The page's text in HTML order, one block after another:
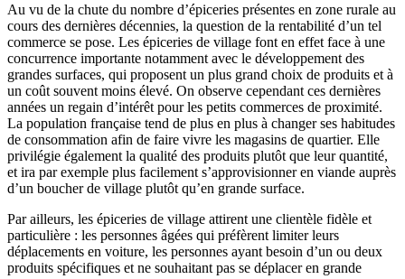
Au vu de la chute du nombre d’épiceries présentes en zone rurale au
cours des dernières décennies, la question de la rentabilité d’un tel
commerce se pose. Les épiceries de village font en effet face à une
concurrence importante notamment avec le développement des
grandes surfaces, qui proposent un plus grand choix de produits et à
un coût souvent moins élevé. On observe cependant ces dernières
années un regain d’intérêt pour les petits commerces de proximité.
La population française tend de plus en plus à changer ses habitudes
de consommation afin de faire vivre les magasins de quartier. Elle
privilégie également la qualité des produits plutôt que leur quantité,
et ira par exemple plus facilement s’approvisionner en viande auprès
d’un boucher de village plutôt qu’en grande surface.
Par ailleurs, les épiceries de village attirent une clientèle fidèle et
particulière : les personnes âgées qui préfèrent limiter leurs
déplacements en voiture, les personnes ayant besoin d’un ou deux
produits spécifiques et ne souhaitant pas se déplacer en grande